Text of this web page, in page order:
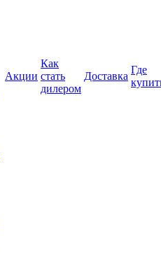
Акции
Как
стать
дилером
Доставка
Где